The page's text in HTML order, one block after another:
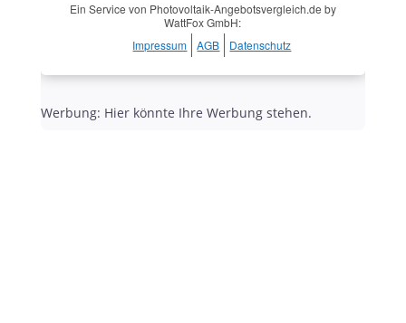
Ein Service von Photovoltaik-Angebotsvergleich.de by
WattFox GmbH:
Impressum
AGB Datenschutz
Werbung: Hier könnte Ihre Werbung stehen.